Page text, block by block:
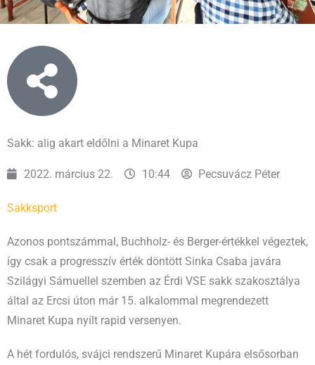
Sakk: alig akart eldőlni a Minaret Kupa
2022. március 22. 10:44 Pecsuvácz Péter
Sakksport
Azonos pontszámmal, Buchholz- és Berger-értékkel végeztek,
így csak a progresszív érték döntött Sinka Csaba javára
Szilágyi Sámuellel szemben az Érdi VSE sakk szakosztálya
által az Ercsi úton már 15. alkalommal megrendezett
Minaret Kupa nyílt rapid versenyen.
A hét fordulós, svájci rendszerű Minaret Kupára elsősorban